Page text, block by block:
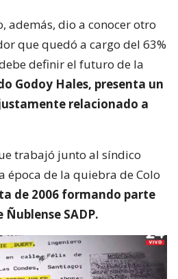
además, dio a conocer otro
que quedó a cargo del 63%
definir el futuro de la
Godoy Hales, presenta un
relacionado a
trabajó junto al síndico
época de la quiebra de Colo
de 2006 formando parte
SADP.